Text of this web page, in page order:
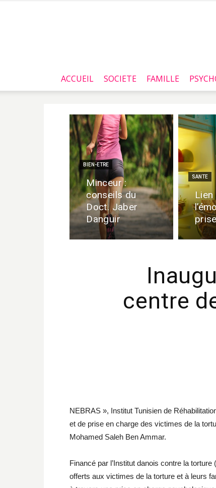
ACCUEIL SOCIETE FAMILLE
BIEN-ETRE
Minceur :
conseils du
Doct. Jaber
Danguir
SANTE
Lien
centre
NEBRAS », Institut Tunisien de
et de prise en charge des victimes de la
Mohamed Saleh Ben Ammar.
Financé par l’Institut danois contre la
offerts aux victimes de la torture et à leurs